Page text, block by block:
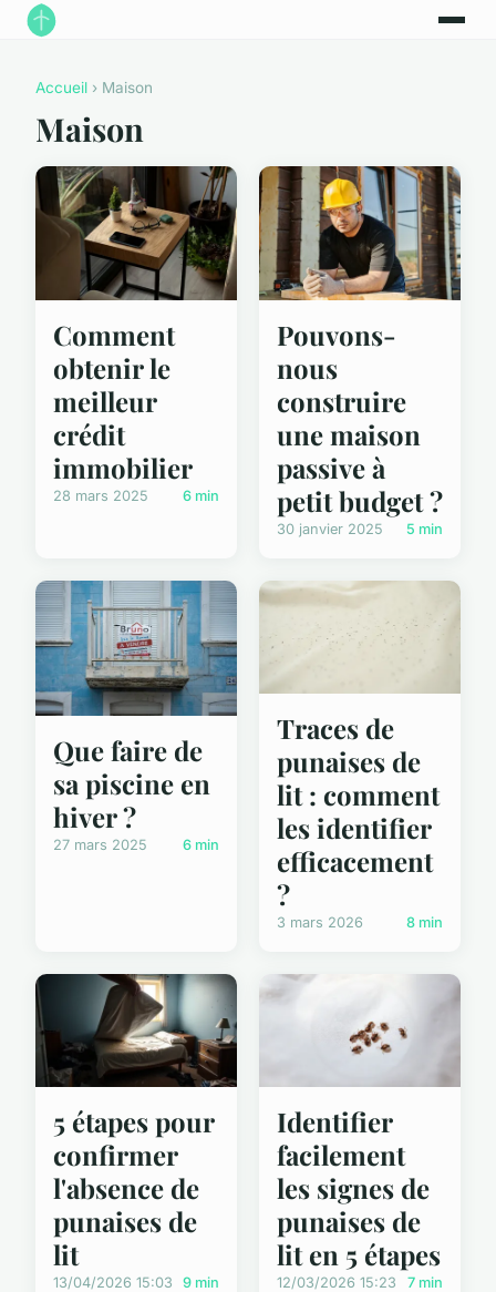
Accueil › Maison
Maison
Comment
obtenir le
meilleur
crédit
immobilier
28 mars 2025 6 min
Pouvons-
nous
construire
une maison
passive à
petit budget ?
30 janvier 2025 5 min
Que faire de
sa piscine en
hiver ?
27 mars 2025 6 min
Traces de
punaises de
lit : comment
les identifier
efficacement
?
3 mars 2026 8 min
5 étapes pour
confirmer
l'absence de
punaises de
lit
13/04/2026 15:03 9 min
Identifier
facilement
les signes de
punaises de
lit en 5 étapes
12/03/2026 15:23 7 min